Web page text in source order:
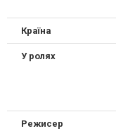
Країна
У ролях
Режисер